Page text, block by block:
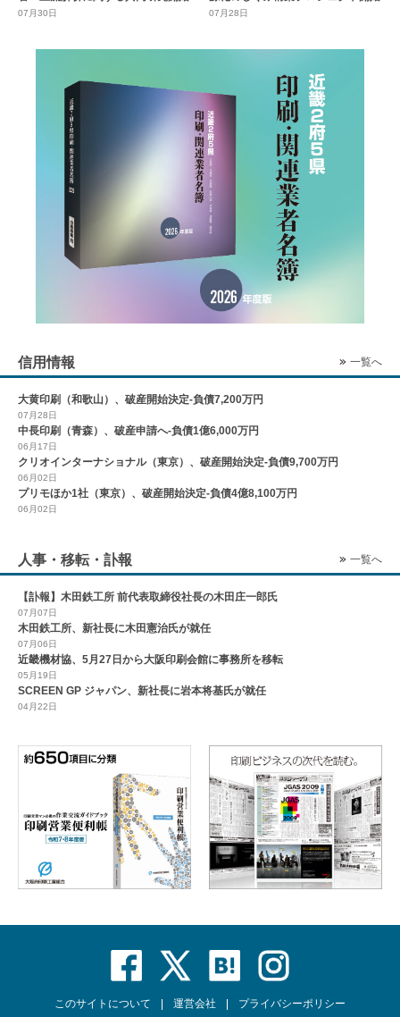
07月30日 07月28日
信用情報 一覧へ
大黄印刷（和歌山）、破産開始決定-負債7,200万円
07月28日
中長印刷（青森）、破産申請へ-負債1億6,000万円
06月17日
クリオインターナショナル（東京）、破産開始決定-負債9,700万円
06月02日
プリモほか1社（東京）、破産開始決定-負債4億8,100万円
06月02日
人事・移転・訃報 一覧へ
【訃報】木田鉄工所 前代表取締役社長の木田庄一郎氏
07月07日
木田鉄工所、新社長に木田憲治氏が就任
07月06日
近畿機材協、5月27日から大阪印刷会館に事務所を移転
05月19日
SCREEN GP ジャパン、新社長に岩本将基氏が就任
04月22日
このサイトについて 運営会社
プライバシーポリシー